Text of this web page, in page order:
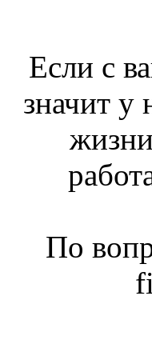
Если с
значит у
По